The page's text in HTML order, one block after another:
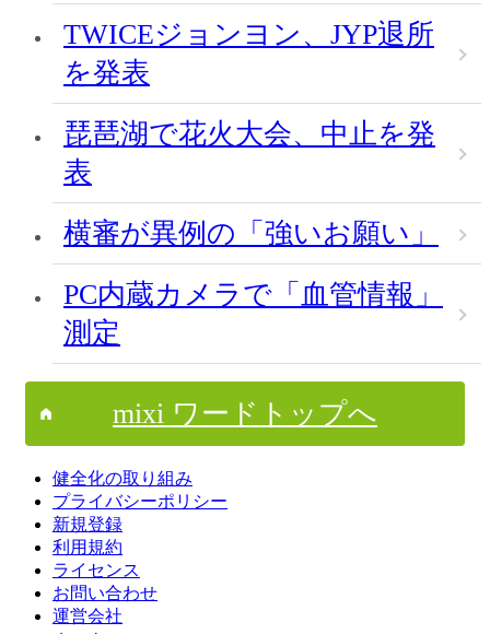
TWICEジョンヨン、JYP退所
を発表
琵琶湖で花火大会、中止を発
表
横審が異例の「強いお願い」
PC内蔵カメラで「血管情報」
測定
mixi ワードトップへ
健全化の取り組み
プライバシーポリシー
新規登録
利用規約
ライセンス
お問い合わせ
運営会社